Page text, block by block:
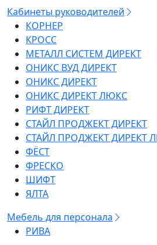
Кабинеты руководителей
КОРНЕР
КРОСС
МЕТАЛЛ СИСТЕМ ДИРЕКТ
ОНИКС ВУД ДИРЕКТ
ОНИКС ДИРЕКТ
ОНИКС ДИРЕКТ ЛЮКС
РИФТ ДИРЕКТ
СТАЙЛ ПРОДЖЕКТ ДИРЕКТ
СТАЙЛ ПРОДЖЕКТ ДИРЕКТ
ФЁСТ
ФРЕСКО
ШИФТ
ЯЛТА
Мебель для персонала
РИВА